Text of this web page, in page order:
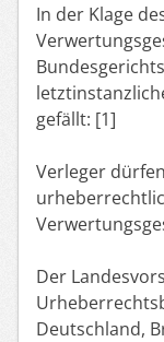
In der Klage
gefällt: [1]
Verleger
Der
Deutschland,